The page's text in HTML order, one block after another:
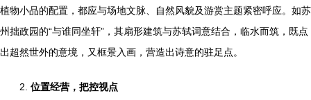
植物小品的配置，都应与场地文脉、自然风貌及游赏主题紧密呼应。如苏
州拙政园的“与谁同坐轩”，其扇形建筑与苏轼词意结合，临水而筑，既点
出超然世外的意境，又框景入画，营造出诗意的驻足点。
2. 位置经营，把控视点